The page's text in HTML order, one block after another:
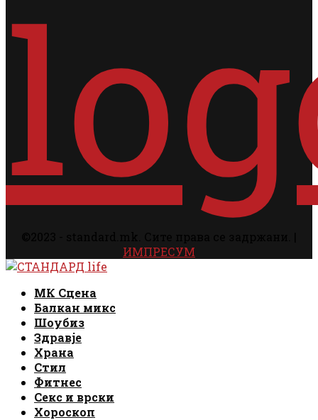
ИМПРЕСУМ
Facebook
Instagram
Email
Rss
МК Сцена
Балкан микс
Шоубиз
Здравје
Храна
Стил
Фитнес
Секс и врски
Хороскоп